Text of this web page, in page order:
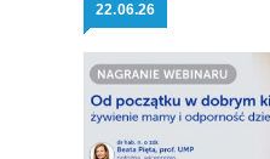
22.06.26